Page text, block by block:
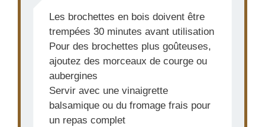
Les brochettes en bois doivent être
trempées 30 minutes avant utilisation
Pour des brochettes plus goûteuses,
ajoutez des morceaux de courge ou
aubergines
Servir avec une vinaigrette
balsamique ou du fromage frais pour
un repas complet